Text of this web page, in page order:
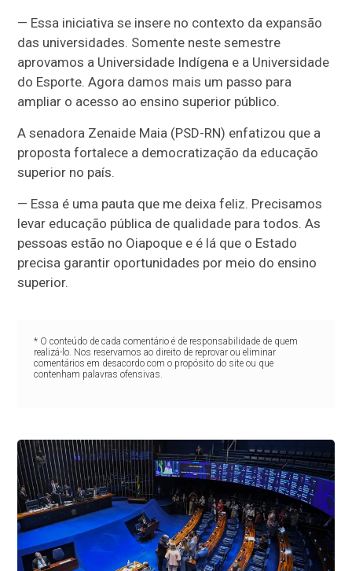
— Essa iniciativa se insere no contexto da expansão
das universidades. Somente neste semestre
aprovamos a Universidade Indígena e a Universidade
do Esporte. Agora damos mais um passo para
ampliar o acesso ao ensino superior público.
A senadora Zenaide Maia (PSD-RN) enfatizou que a
proposta fortalece a democratização da educação
superior no país.
— Essa é uma pauta que me deixa feliz. Precisamos
levar educação pública de qualidade para todos. As
pessoas estão no Oiapoque e é lá que o Estado
precisa garantir oportunidades por meio do ensino
superior.
* O conteúdo de cada comentário é de responsabilidade de quem
realizá-lo. Nos reservamos ao direito de reprovar ou eliminar
comentários em desacordo com o propósito do site ou que
contenham palavras ofensivas.